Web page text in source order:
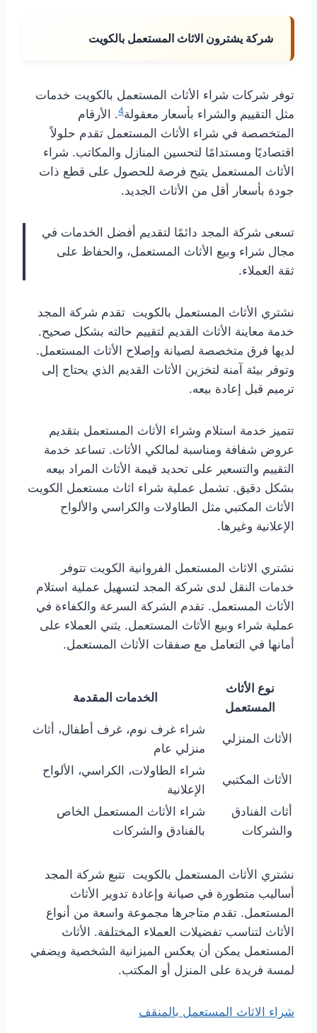
شركة يشترون الاثاث المستعمل بالكويت
توفر شركات شراء الأثاث المستعمل بالكويت خدمات
مثل التقييم والشراء بأسعار معقولة4. الأرقام
المتخصصة في شراء الأثاث المستعمل تقدم حلولاً
اقتصاديًا ومستدامًا لتحسين المنازل والمكاتب. شراء
الأثاث المستعمل يتيح فرصة للحصول على قطع ذات
جودة بأسعار أقل من الأثاث الجديد.
تسعى شركة المجد دائمًا لتقديم أفضل الخدمات في
مجال شراء وبيع الأثاث المستعمل، والحفاظ على
ثقة العملاء.
نشتري الأثاث المستعمل بالكويت تقدم شركة المجد
خدمة معاينة الأثاث القديم لتقييم حالته بشكل صحيح.
لديها فرق متخصصة لصيانة وإصلاح الأثاث المستعمل.
وتوفر بيئة آمنة لتخزين الأثاث القديم الذي يحتاج إلى
ترميم قبل إعادة بيعه.
تتميز خدمة استلام وشراء الأثاث المستعمل بتقديم
عروض شفافة ومناسبة لمالكي الأثاث. تساعد خدمة
التقييم والتسعير على تحديد قيمة الأثاث المراد بيعه
بشكل دقيق. تشمل عملية شراء اثاث مستعمل الكويت
الأثاث المكتبي مثل الطاولات والكراسي والألواح
الإعلانية وغيرها.
نشتري الاثاث المستعمل الفروانية الكويت تتوفر
خدمات النقل لدى شركة المجد لتسهيل عملية استلام
الأثاث المستعمل. تقدم الشركة السرعة والكفاءة في
عملية شراء وبيع الأثاث المستعمل. يثني العملاء على
أمانها في التعامل مع صفقات الأثاث المستعمل.
نوع الأثاث
المستعمل
الخدمات المقدمة
الأثاث المنزلي
شراء غرف نوم، غرف أطفال، أثاث
منزلي عام
الأثاث المكتبي
شراء الطاولات، الكراسي، الألواح
الإعلانية
أثاث الفنادق
والشركات
شراء الأثاث المستعمل الخاص
بالفنادق والشركات
نشتري الأثاث المستعمل بالكويت تتبع شركة المجد
أساليب متطورة في صيانة وإعادة تدوير الأثاث
المستعمل. تقدم متاجرها مجموعة واسعة من أنواع
الأثاث لتناسب تفضيلات العملاء المختلفة. الأثاث
المستعمل يمكن أن يعكس الميزانية الشخصية ويضفي
لمسة فريدة على المنزل أو المكتب.
شراء الاثاث المستعمل بالمنقف